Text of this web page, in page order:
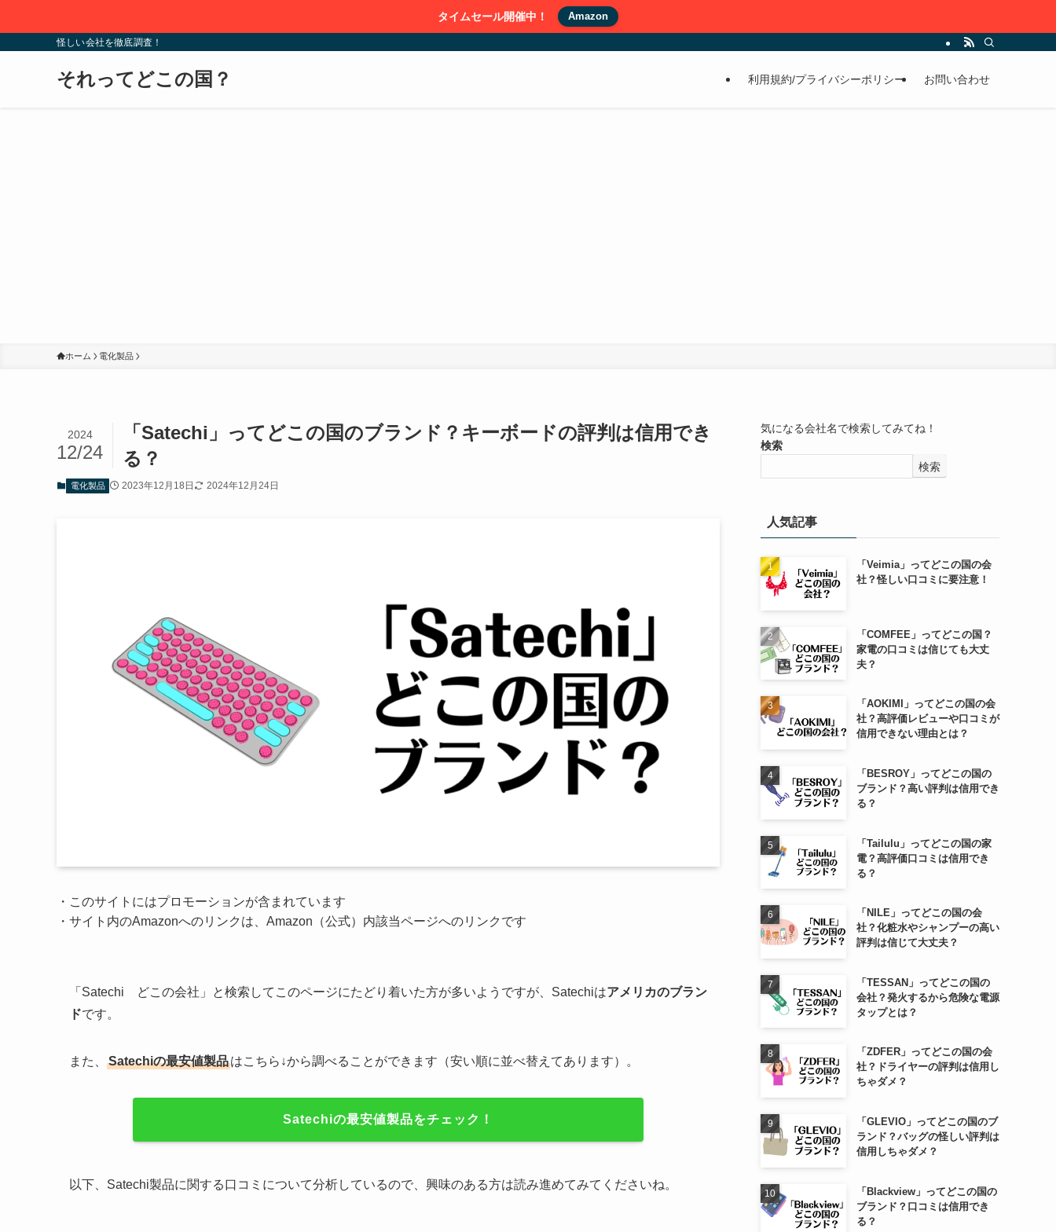
タイムセール開催中！ Amazon
怪しい会社を徹底調査！
それってどこの国？ 利用規約/プライバシーポリシー お問い合わせ
ホーム 電化製品
「Satechi」ってどこの国のブランド？キーボードの評判は信用でき
る？
2024
12/24
電化製品 2023年12月18日 2024年12月24日
・このサイトにはプロモーションが含まれています
・サイト内のAmazonへのリンクは、Amazon（公式）内該当ページへのリンクです
「Satechi どこの会社」と検索してこのページにたどり着いた方が多いようですが、Satechiはアメリカのブラン
ドです。
また、 Satechiの最安値製品はこちら↓から調べることができます（安い順に並べ替えてあります）。
Satechiの最安値製品をチェック！
以下、Satechi製品に関する口コミについて分析しているので、興味のある方は読み進めてみてくださいね。
気になる会社名で検索してみてね！
検索
検索
人気記事
「Veimia」ってどこの国の会
社？怪しい口コミに要注意！
「COMFEE」ってどこの国？
家電の口コミは信じても大丈
夫？
「AOKIMI」ってどこの国の会
社？高評価レビューや口コミが
信用できない理由とは？
「BESROY」ってどこの国の
ブランド？高い評判は信用でき
る？
「Tailulu」ってどこの国の家
電？高評価口コミは信用でき
る？
「NILE」ってどこの国の会
社？化粧水やシャンプーの高い
評判は信じて大丈夫？
「TESSAN」ってどこの国の
会社？発火するから危険な電源
タップとは？
「ZDFER」ってどこの国の会
社？ドライヤーの評判は信用し
ちゃダメ？
「GLEVIO」ってどこの国のブ
ランド？バッグの怪しい評判は
信用しちゃダメ？
「Blackview」ってどこの国の
ブランド？口コミは信用でき
る？